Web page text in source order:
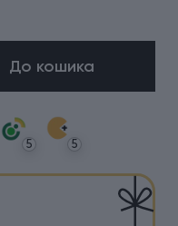
До кошика
5 5